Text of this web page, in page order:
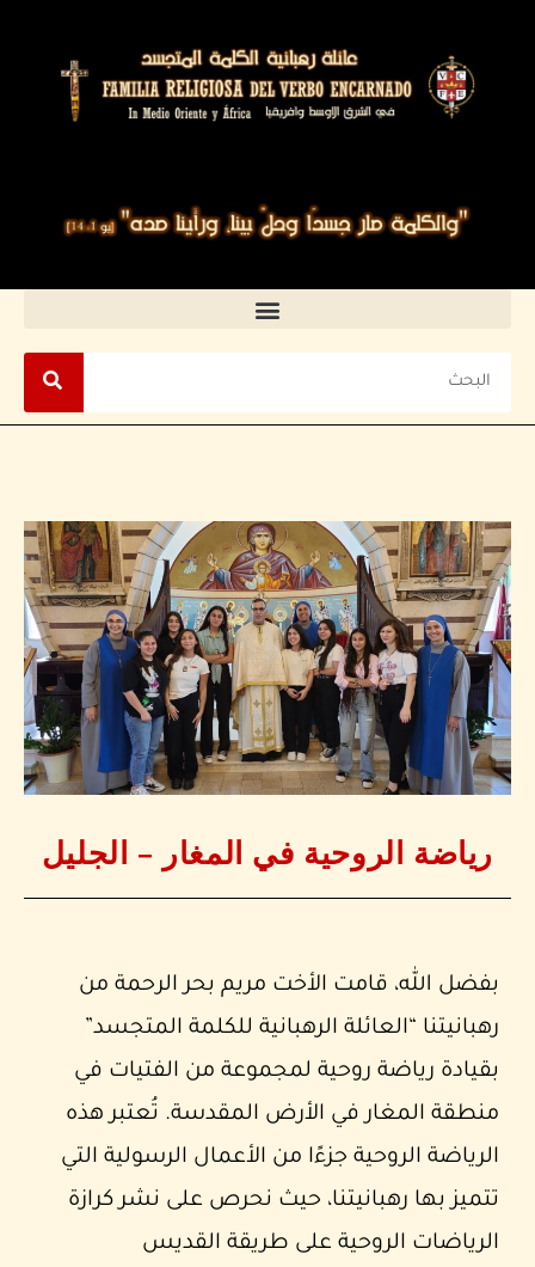
رياضة الروحية في المغار – الجليل
بفضل الله، قامت الأخت مريم بحر الرحمة من
رهبانيتنا “العائلة الرهبانية للكلمة المتجسد”
بقيادة رياضة روحية لمجموعة من الفتيات في
منطقة المغار في الأرض المقدسة. تُعتبر هذه
الرياضة الروحية جزءًا من الأعمال الرسولية التي
تتميز بها رهبانيتنا، حيث نحرص على نشر كرازة
الرياضات الروحية على طريقة القديس